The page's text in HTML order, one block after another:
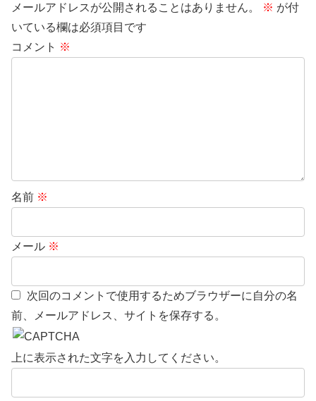
メールアドレスが公開されることはありません。 ※ が付
いている欄は必須項目です
コメント ※
名前 ※
メール ※
次回のコメントで使用するためブラウザーに自分の名
前、メールアドレス、サイトを保存する。
上に表示された文字を入力してください。